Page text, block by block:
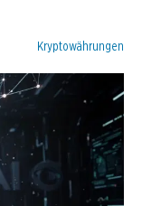
Kategorien:
Kryptowährungen